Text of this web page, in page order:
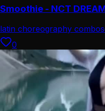
Smoothie - NCT
latin choreography combo
0